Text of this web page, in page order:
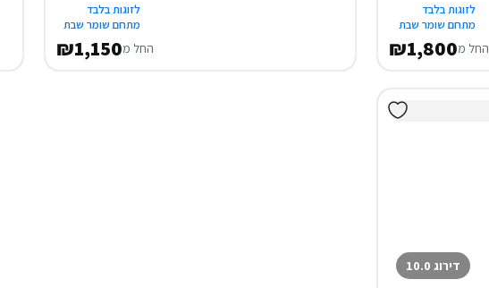
לזוגות בלבד
מתחם שומר שבת
החל מ₪1,800
לזוגות בלבד
מתחם שומר שבת
החל מ₪1,150
דירוג 10.0